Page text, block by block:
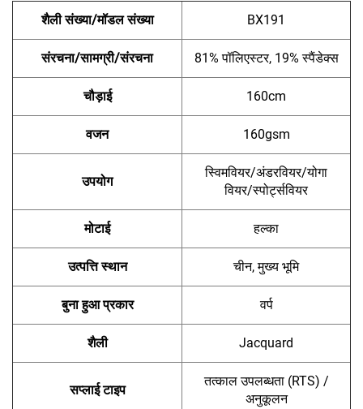
शैली संख्या/मॉडल संख्या
BX191
संरचना/सामग्री/संरचना 81% पॉलिएस्टर, 19% स्पैंडेक्स
चौड़ाई 160cm
वजन 160gsm
उपयोग
स्विमवियर/अंडरवियर/योगा
वियर/स्पोर्ट्सवियर
मोटाई हल्का
उत्पत्ति स्थान चीन, मुख्य भूमि
बुना हुआ प्रकार वर्प
शैली Jacquard
सप्लाई टाइप
तत्काल उपलब्धता (RTS) /
अनुकूलन